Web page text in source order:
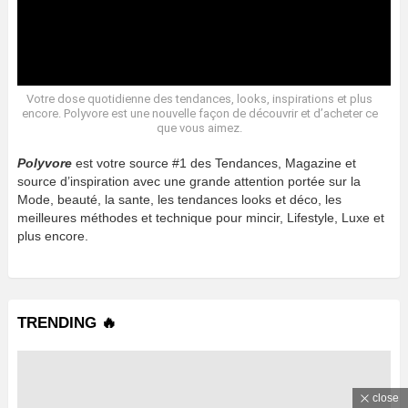
Votre dose quotidienne des tendances, looks, inspirations et plus
encore. Polyvore est une nouvelle façon de découvrir et d’acheter ce
que vous aimez.
Polyvore est votre source #1 des Tendances, Magazine et
source d’inspiration avec une grande attention portée sur la
Mode, beauté, la sante, les tendances looks et déco, les
meilleures méthodes et technique pour mincir, Lifestyle, Luxe et
plus encore.
TRENDING 🔥
close